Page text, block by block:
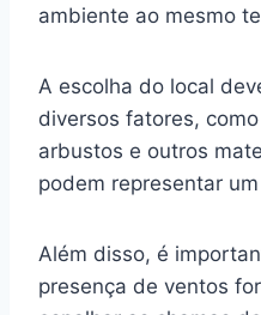
ambiente ao mesmo
A escolha do local
diversos fatores,
arbustos e outros
podem representar
Além disso, é
presença de ventos